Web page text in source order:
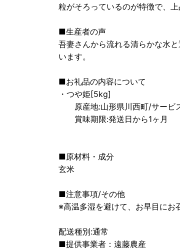
粒がそろっているのが特徴で、
■生産者の声
吾妻さんから流れる清らかな水
います。
■お礼品の内容について
・つや姫[5kg]
原産地:山形県川西町/サービ
賞味期限:発送日から1ヶ月
■原材料・成分
玄米
■注意事項/その他
※高温多湿を避けて、お早目にお
配送種別:通常
■提供事業者：遠藤農産